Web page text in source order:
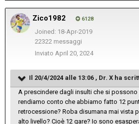
Zico1982 6128
Joined: 18-Apr-2019
22322 messaggi
Inviato April 20, 2024
Il 20/4/2024 alle 13:06 , Dr. X ha
A prescindere dagli insulti che si possono
rendiamo conto che abbiamo fatto 12
retrocessione? Roba disumana mai vista
alto livello? Cioè 12 gare? Io sono